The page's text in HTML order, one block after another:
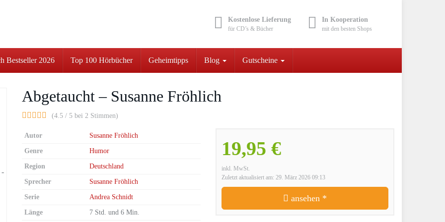
Kostenlose Lieferung
für CD’s & Bücher
In Kooperation
mit den besten Shops
Bestseller 2026 Top 100 Hörbücher Geheimtipps Blog Gutscheine
Abgetaucht – Susanne Fröhlich
(4.5 / 5 bei 2 Stimmen)
19,95 €
inkl. MwSt.
Zuletzt aktualisiert am: 29. März 2026 09:13
ansehen *
Autor Susanne Fröhlich
Genre Humor
Region Deutschland
Sprecher Susanne Fröhlich
Serie Andrea Schnidt
Länge 7 Std. und 6 Min.